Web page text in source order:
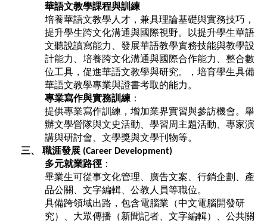
華語文教學課程與訓練
培養華語文教學人才，兼具理論基礎與實務技巧，
提升學生跨文化溝通與國際視野。以提升學生華語
文聽說讀寫能力、發展華語教學實務技能與教學設
計能力、培養跨文化溝通與國際合作能力、整合數
位工具，促進華語文教學與研究。，培育學生具備
華語文教學專業與證書考取的能力。
專業寫作與實務訓練 ：
提供專業寫作訓練，增加業界實習與參訪機會。舉
辦文學營隊與文史活動、學習周主題活動、專家演
講與研討會、文學獎與文學刊物等。
三、
職涯發展 (Career Development)
多元就業路徑 ：
畢業生可從事文化管理、廣告文案、行銷企劃、產
品公關、文字編輯、公教人員等職位。
具備跨領域出路，包含電腦業（中文電腦開發研
究）、大眾傳播（新聞記者、文字編輯）、公共關